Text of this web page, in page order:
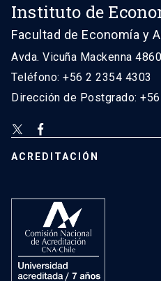
Instituto de
Facultad de Economía y
Avda. Vicuña Mackenna
Teléfono: +56 2 2354 4303
Dirección de Postgrado:
ACREDITACIÓN